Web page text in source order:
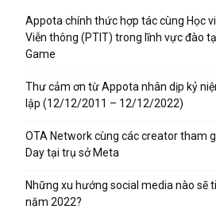
Appota chính thức hợp tác cùng Học
Viễn thông (PTIT) trong lĩnh vực đào
Game
Thư cảm ơn từ Appota nhân dịp kỷ
lập (12/12/2011 – 12/12/2022)
OTA Network cùng các creator tham
Day tại trụ sở Meta
Những xu hướng social media nào sẽ
năm 2022?